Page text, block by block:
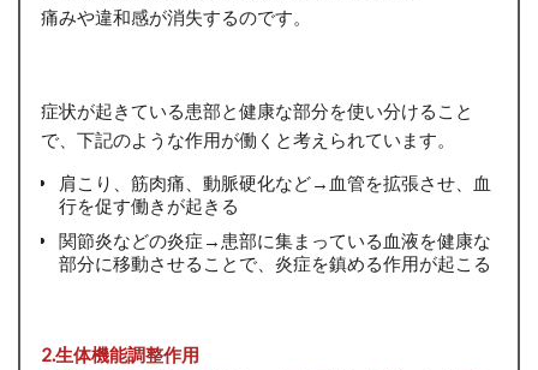
痛みや違和感が消失するのです。
症状が起きている患部と健康な部分を使い分けること
で、下記のような作用が働くと考えられています。
肩こり、筋肉痛、動脈硬化など→血管を拡張させ、血
行を促す働きが起きる
関節炎などの炎症→患部に集まっている血液を健康な
部分に移動させることで、炎症を鎮める作用が起こる
2.生体機能調整作用